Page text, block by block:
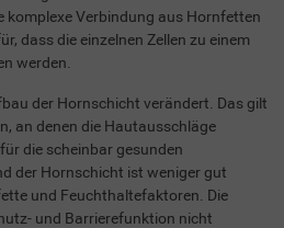
komplexe Verbindung aus Hornfetten
dass die einzelnen Zellen zu einem
werden.
der Hornschicht verändert. Das gilt
an denen die Hautausschläge
die scheinbar gesunden
der Hornschicht ist weniger gut
und Feuchthaltefaktoren. Die
und Barrierefunktion nicht